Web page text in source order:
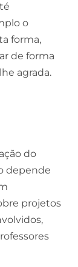
o
forma,
de forma
agrada.
do
depende
projetos